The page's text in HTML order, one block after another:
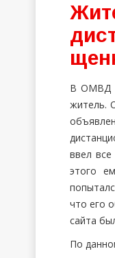
В ОМВД
житель.
ввел
этого
что его
сайта
По